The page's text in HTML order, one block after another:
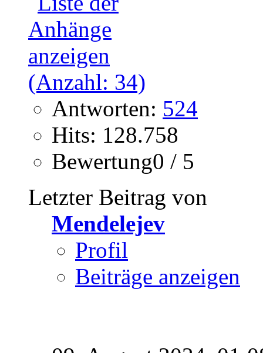
Antworten: 524
Hits: 128.758
Bewertung0 / 5
Letzter Beitrag von
Mendelejev
Profil
Beiträge anzeigen